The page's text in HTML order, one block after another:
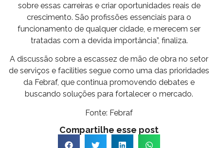
sobre essas carreiras e criar oportunidades reais de
crescimento. São profissões essenciais para o
funcionamento de qualquer cidade, e merecem ser
tratadas com a devida importância”, finaliza.
A discussão sobre a escassez de mão de obra no setor
de serviços e facilities segue como uma das prioridades
da Febraf, que continua promovendo debates e
buscando soluções para fortalecer o mercado.
Fonte: Febraf
Compartilhe esse post